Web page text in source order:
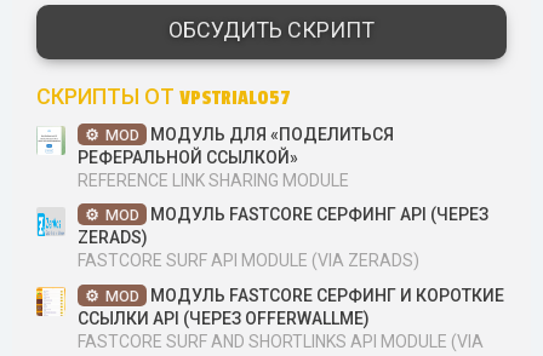
з
в
ОБСУДИТЬ СКРИПТ
СКРИПТЫ ОТ VPSTRIAL057
MOD
МОДУЛЬ ДЛЯ «ПОДЕЛИТЬСЯ
РЕФЕРАЛЬНОЙ ССЫЛКОЙ»
REFERENCE LINK SHARING MODULE
MOD
МОДУЛЬ FASTCORE СЕРФИНГ API (ЧЕРЕЗ
ZERADS)
FASTCORE SURF API MODULE (VIA ZERADS)
MOD
МОДУЛЬ FASTCORE СЕРФИНГ И КОРОТКИЕ
ССЫЛКИ API (ЧЕРЕЗ OFFERWALLME)
FASTCORE SURF AND SHORTLINKS API MODULE (VIA